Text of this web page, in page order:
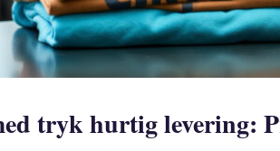
tryk hurtig levering: